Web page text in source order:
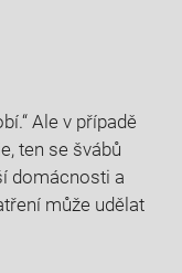
Ale v případě⁣
​ten ​se švábů
domácnosti a
může ​udělat